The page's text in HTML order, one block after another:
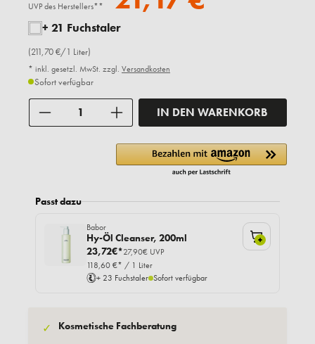
UVP des Herstellers**
+ 21 Fuchstaler
(211,70 €/1 Liter)
* inkl. gesetzl. MwSt. zzgl. Versandkosten
Sofort verfügbar
IN DEN WARENKORB
Passt dazu
Babor
Hy-Öl Cleanser, 200ml
23,72€*27,90€ UVP
118,60 €* / 1 Liter
+ 23 Fuchstaler Sofort verfügbar
+
✓ Kosmetische Fachberatung